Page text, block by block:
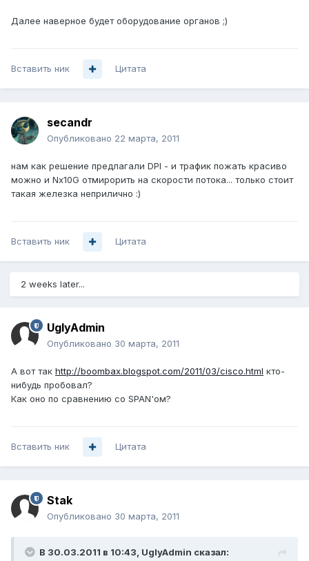
Далее наверное будет оборудование органов ;)
Вставить ник Цитата
secandr
Опубликовано 22 марта, 2011
нам как решение предлагали DPI - и трафик пожать красиво
можно и Nx10G отмирорить на скорости потока... только стоит
такая железка неприлично :)
Вставить ник Цитата
2 weeks later...
UglyAdmin
Опубликовано 30 марта, 2011
А вот так http://boombax.blogspot.com/2011/03/cisco.html кто-
нибудь пробовал?
Как оно по сравнению со SPAN'ом?
Вставить ник Цитата
Stak
Опубликовано 30 марта, 2011
В 30.03.2011 в 10:43, UglyAdmin сказал: